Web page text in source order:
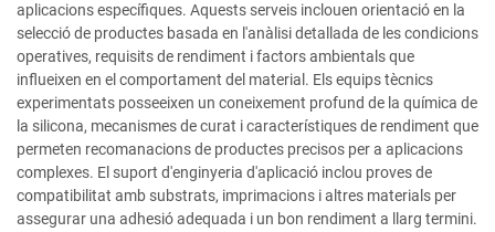
aplicacions específiques. Aquests serveis inclouen orientació en la
selecció de productes basada en l'anàlisi detallada de les condicions
operatives, requisits de rendiment i factors ambientals que
influeixen en el comportament del material. Els equips tècnics
experimentats posseeixen un coneixement profund de la química de
la silicona, mecanismes de curat i característiques de rendiment que
permeten recomanacions de productes precisos per a aplicacions
complexes. El suport d'enginyeria d'aplicació inclou proves de
compatibilitat amb substrats, imprimacions i altres materials per
assegurar una adhesió adequada i un bon rendiment a llarg termini.